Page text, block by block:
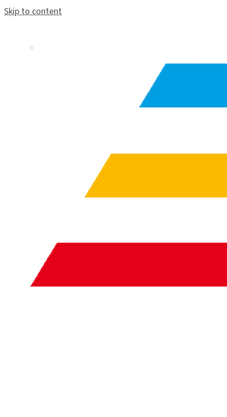
Skip to content